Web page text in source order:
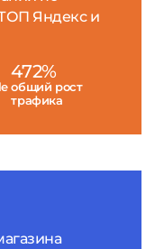
Яндекс и
472%
общий рост
трафика